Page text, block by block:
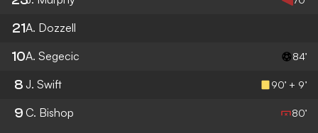
21A. Dozzell
10A. Segecic 84’
8 J. Swift 90’ + 9’
9 C. Bishop 80’